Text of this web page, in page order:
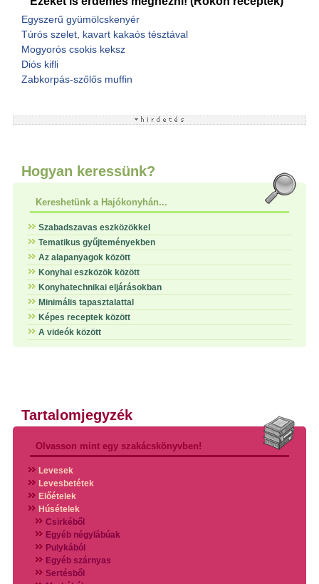
Egyszerű gyümölcskenyér
Túrós szelet, kavart kakaós tésztával
Mogyorós csokis keksz
Diós kifli
Zabkorpás-szőlős muffin
Hogyan keressünk?
Kereshetünk a Hajókonyhán...
Szabadszavas eszközökkel
Tematikus gyűjteményekben
Az alapanyagok között
Konyhai eszközök között
Konyhatechnikai eljárásokban
Minimális tapasztalattal
Képes receptek között
A videók között
Tartalomjegyzék
Olvasson mint egy szakácskönyvben!
Levesek
Levesbetétek
Előételek
Húsételek
Csirkéből
Egyéb négylábúak
Pulykából
Egyéb szárnyas
Sertésből